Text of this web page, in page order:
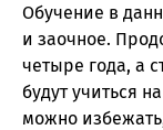
Обучение в
и заочное.
четыре года, а
будут учиться
можно